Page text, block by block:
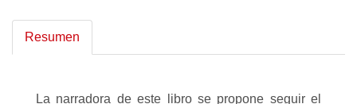
Resumen
La narradora de este libro se propone seguir el